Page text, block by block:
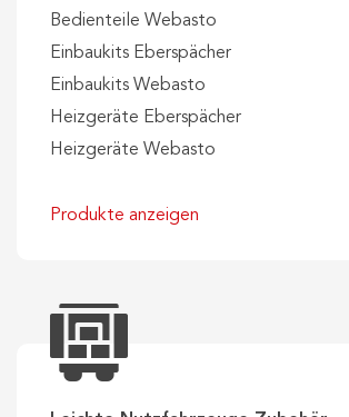
Bedienteile Webasto
Einbaukits Eberspächer
Einbaukits Webasto
Heizgeräte Eberspächer
Heizgeräte Webasto
Produkte anzeigen